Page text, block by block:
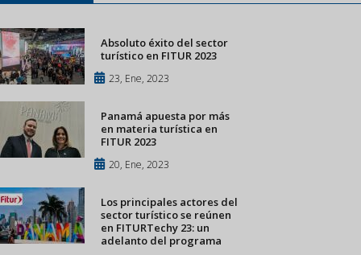
Absoluto éxito del sector
turístico en FITUR 2023
23, Ene, 2023
Panamá apuesta por más
en materia turística en
FITUR 2023
20, Ene, 2023
Los principales actores del
sector turístico se reúnen
en FITURTechy 23: un
adelanto del programa